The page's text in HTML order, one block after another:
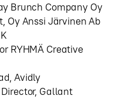
Brunch Company Oy
Oy Anssi Järvinen Ab
RYHMÄ Creative
Avidly
Gallant